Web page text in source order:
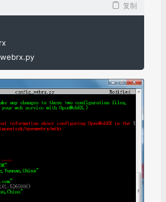
复制
.py